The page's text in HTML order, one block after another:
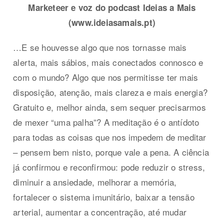
Marketeer e voz do podcast Ideias a Mais
(www.ideiasamais.pt)
…E se houvesse algo que nos tornasse mais
alerta, mais sábios, mais conectados connosco e
com o mundo? Algo que nos permitisse ter mais
disposição, atenção, mais clareza e mais energia?
Gratuito e, melhor ainda, sem sequer precisarmos
de mexer “uma palha”? A meditação é o antídoto
para todas as coisas que nos impedem de meditar
– pensem bem nisto, porque vale a pena. A ciência
já confirmou e reconfirmou: pode reduzir o stress,
diminuir a ansiedade, melhorar a memória,
fortalecer o sistema imunitário, baixar a tensão
arterial, aumentar a concentração, até mudar